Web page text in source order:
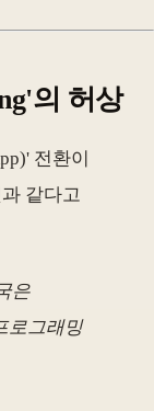
의 허상
전환이
같다고
은
로그래밍